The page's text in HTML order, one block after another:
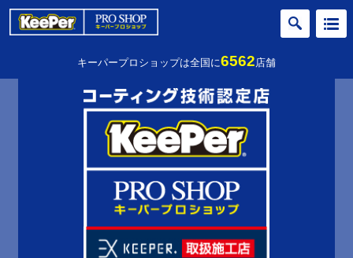
キーパープロショップは全国に6562店舗